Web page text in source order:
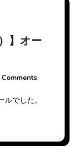
】オー
Comments